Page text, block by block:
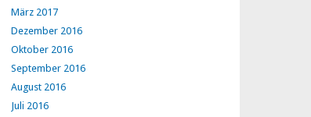
März 2017
Dezember 2016
Oktober 2016
September 2016
August 2016
Juli 2016